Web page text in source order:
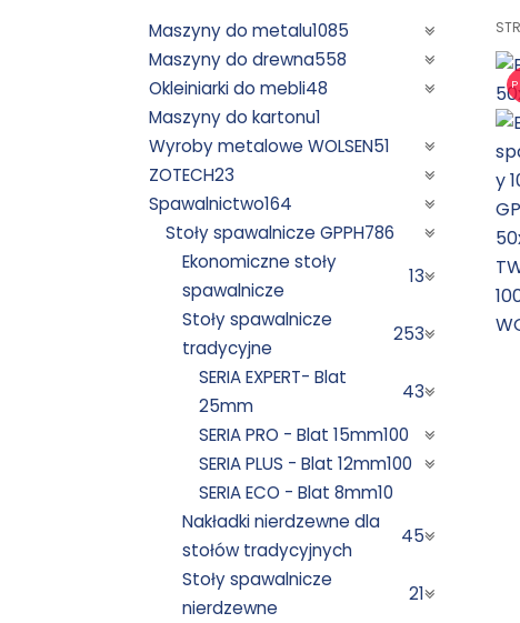
Maszyny do metalu1085
Maszyny do drewna558
Okleiniarki do mebli48
Maszyny do kartonu1
Wyroby metalowe WOLSEN51
ZOTECH23
Spawalnictwo164
Stoły spawalnicze GPPH786
Ekonomiczne stoły
spawalnicze
13
Stoły spawalnicze
tradycyjne
253
SERIA EXPERT- Blat
25mm
43
SERIA PRO - Blat 15mm100
SERIA PLUS - Blat 12mm100
SERIA ECO - Blat 8mm10
Nakładki nierdzewne dla
stołów tradycyjnych
45
Stoły spawalnicze
nierdzewne
21